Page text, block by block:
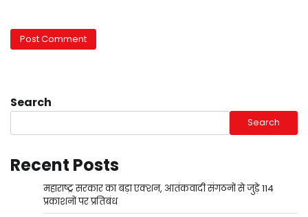
Search
Search
Recent Posts
महाराष्ट्र सरकार का बड़ा एक्शन, आतंकवादी संगठनों से जुड़े 114
प्रकाशनों पर प्रतिबंध